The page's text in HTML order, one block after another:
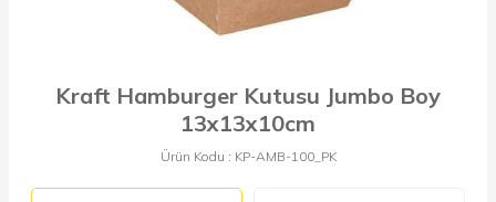
Kraft Hamburger Kutusu Jumbo Boy
13x13x10cm
Ürün Kodu : KP-AMB-100_PK